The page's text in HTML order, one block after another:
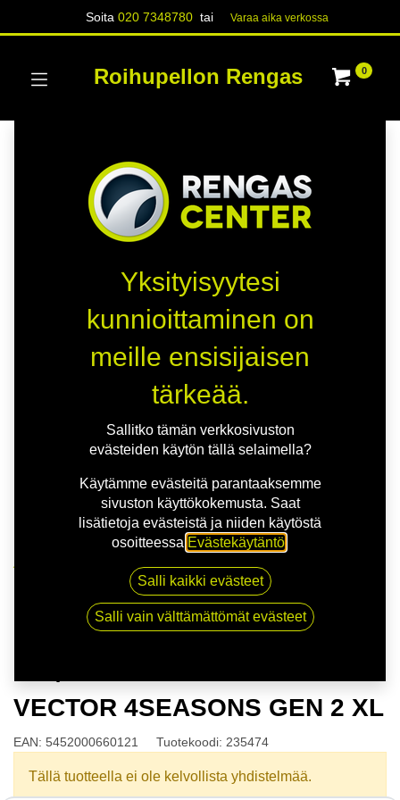
Soita020 7348780 tai Varaa aika verk​​​​ossa
Roihupellon Rengas 0
165/70R14 85T GOODYEAR VECTOR 4SEASONS
VECTOR 4SEASONS GEN 2 XL
EAN: 5452000660121 Tuotekoodi: 235474
Tällä tuotteella ei ole kelvollista yhdistelmää.
Yksityisyytesi
kunnioittaminen on
meille ensisijaisen
tärkeää.
Sallitko tämän verkkosivuston
evästeiden käytön tällä selaimella?
Käytämme evästeitä parantaaksemme
sivuston käyttökokemusta. Saat
lisätietoja evästeistä ja niiden käytöstä
osoitteessa Evästekäytäntö
Salli kaikki evästeet
Salli vain välttämättömät evästeet